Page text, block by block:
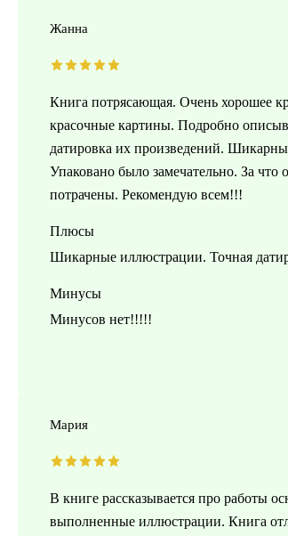
Жанна
Книга потрясающая. Очень хорошее
красочные картины. Подробно
датировка их произведений.
Упаковано было замечательно. За что
потрачены. Рекомендую всем!!!
Плюсы
Шикарные иллюстрации. Точная
Минусы
Минусов нет!!!!!
Мария
В книге рассказывается про работы
выполненные иллюстрации. Книга